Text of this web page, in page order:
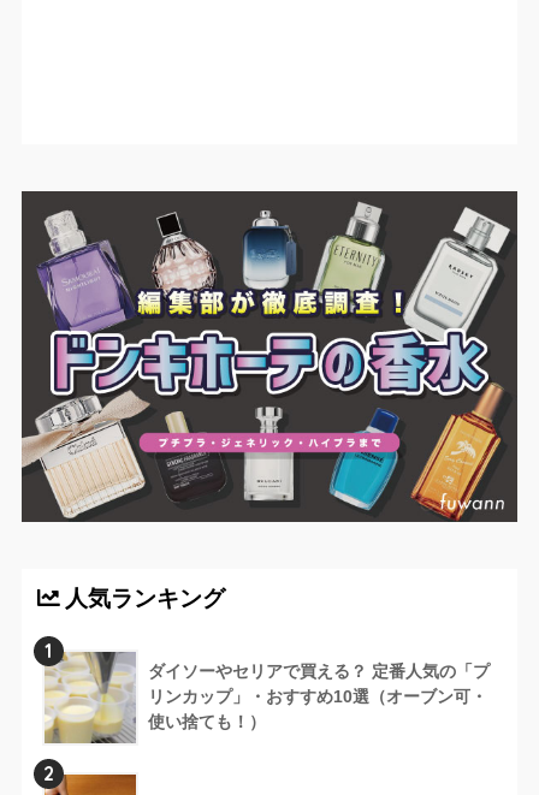
人気ランキング
1
ダイソーやセリアで買える？ 定番人気の「プ
リンカップ」・おすすめ10選（オーブン可・
使い捨ても！）
2